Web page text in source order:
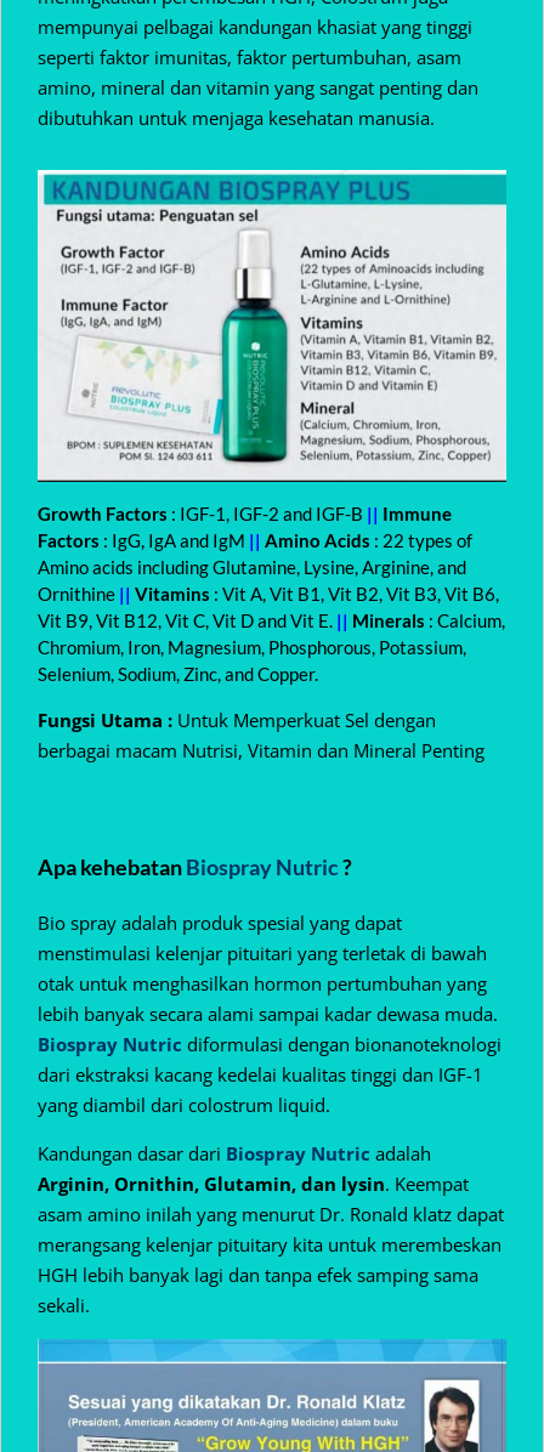
mempunyai pelbagai kandungan khasiat yang tinggi
seperti faktor imunitas, faktor pertumbuhan, asam
amino, mineral dan vitamin yang sangat penting dan
dibutuhkan untuk menjaga kesehatan manusia.
Growth Factors : IGF-1, IGF-2 and IGF-B || Immune
Factors : IgG, IgA and IgM || Amino Acids : 22 types of
Amino acids including Glutamine, Lysine, Arginine, and
Ornithine || Vitamins : Vit A, Vit B1, Vit B2, Vit B3, Vit B6,
Vit B9, Vit B12, Vit C, Vit D and Vit E. || Minerals : Calcium,
Chromium, Iron, Magnesium, Phosphorous, Potassium,
Selenium, Sodium, Zinc, and Copper.
Fungsi Utama : Untuk Memperkuat Sel dengan
berbagai macam Nutrisi, Vitamin dan Mineral Penting
Apa kehebatanBiospray Nutric?
Bio spray adalah produk spesial yang dapat
menstimulasi kelenjar pituitari yang terletak di bawah
otak untuk menghasilkan hormon pertumbuhan yang
lebih banyak secara alami sampai kadar dewasa muda.
Biospray Nutric diformulasi dengan bionanoteknologi
dari ekstraksi kacang kedelai kualitas tinggi dan IGF-1
yang diambil dari colostrum liquid.
Kandungan dasar dari Biospray Nutric adalah
Arginin, Ornithin, Glutamin, dan lysin. Keempat
asam amino inilah yang menurut Dr. Ronald klatz dapat
merangsang kelenjar pituitary kita untuk merembeskan
HGH lebih banyak lagi dan tanpa efek samping sama
sekali.